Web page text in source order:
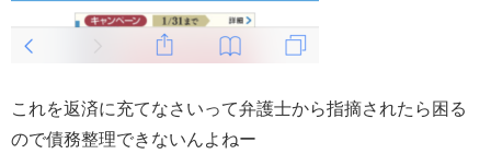
これを返済に充てなさいって弁護士から指摘されたら困る
ので債務整理できないんよねー